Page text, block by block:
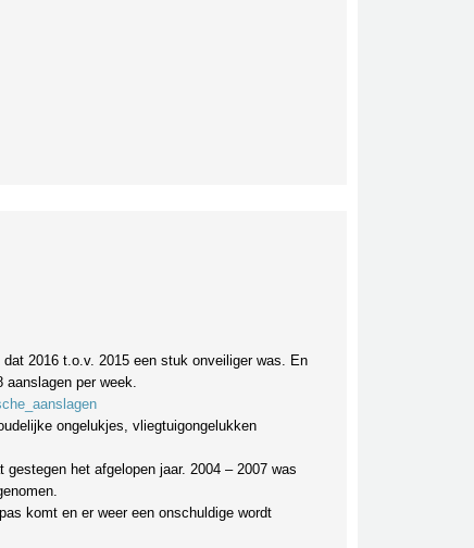
2016 t.o.v. 2015 een stuk onveiliger was. En
per week.
ongelukjes, vliegtuigongelukken
het afgelopen jaar. 2004 – 2007 was
komt en er weer een onschuldige wordt